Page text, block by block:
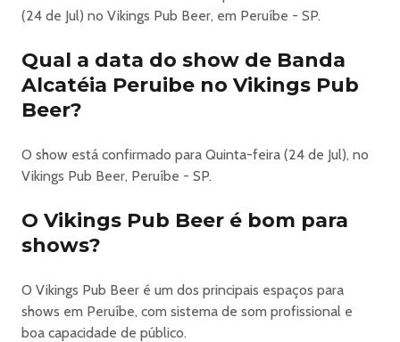
🎸 Banda ENVO
## 🐺 24/07
🔥 Banda ALCATEIA
🎸 Banda EXPRESSO 73
━━━━━━━━━━━━━━━
# 🍻 PROGRAMAÇÃO FIXA 🍻
(24 de Jul) no Vikings Pub Beer, em Peruíbe - SP.
Qual a data do show de Banda
Alcatéia Peruibe no Vikings Pub
Beer?
O show está confirmado para Quinta-feira (24 de Jul), no
Vikings Pub Beer, Peruíbe - SP.
O Vikings Pub Beer é bom para
shows?
O Vikings Pub Beer é um dos principais espaços para
shows em Peruíbe, com sistema de som profissional e
boa capacidade de público.